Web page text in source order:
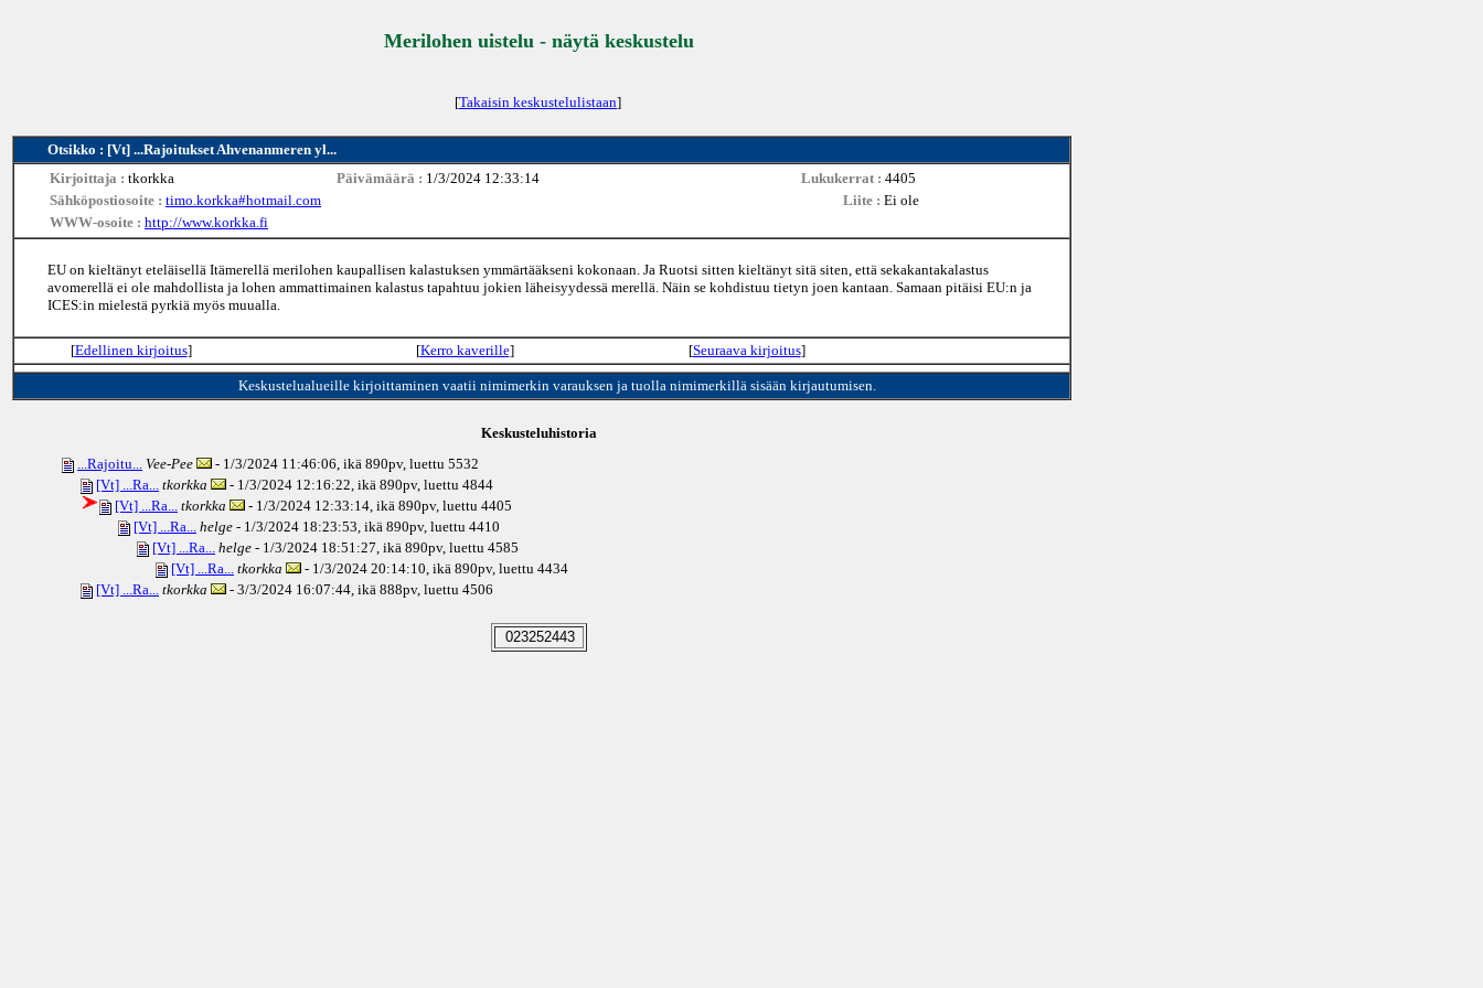
Merilohen uistelu - näytä keskustelu
[Takaisin keskustelulistaan]
Otsikko : [Vt] ...Rajoitukset Ahvenanmeren yl...
Kirjoittaja : tkorkka Päivämäärä : 1/3/2024 12:33:14 Lukukerrat : 4405
Sähköpostiosoite : timo.korkka#hotmail.com Liite : Ei ole
WWW-osoite : http://www.korkka.fi
EU on kieltänyt eteläisellä Itämerellä merilohen kaupallisen kalastuksen ymmärtääkseni kokonaan. Ja Ruotsi sitten kieltänyt sitä siten, että sekakantakalastus
avomerellä ei ole mahdollista ja lohen ammattimainen kalastus tapahtuu jokien läheisyydessä merellä. Näin se kohdistuu tietyn joen kantaan. Samaan pitäisi EU:n ja
ICES:in mielestä pyrkiä myös muualla.
[Edellinen kirjoitus] [Kerro kaverille] [Seuraava kirjoitus]
Keskustelualueille kirjoittaminen vaatii nimimerkin varauksen ja tuolla nimimerkillä sisään kirjautumisen.
Keskusteluhistoria
...Rajoitu... Vee-Pee - 1/3/2024 11:46:06, ikä 890pv, luettu 5532
[Vt] ...Ra... tkorkka - 1/3/2024 12:16:22, ikä 890pv, luettu 4844
[Vt] ...Ra... tkorkka - 1/3/2024 12:33:14, ikä 890pv, luettu 4405
[Vt] ...Ra... helge - 1/3/2024 18:23:53, ikä 890pv, luettu 4410
[Vt] ...Ra... helge - 1/3/2024 18:51:27, ikä 890pv, luettu 4585
[Vt] ...Ra... tkorkka - 1/3/2024 20:14:10, ikä 890pv, luettu 4434
[Vt] ...Ra... tkorkka - 3/3/2024 16:07:44, ikä 888pv, luettu 4506
023252443